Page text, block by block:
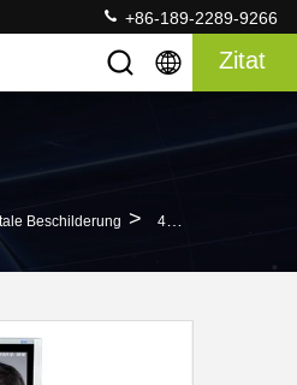
+86-189-2289-9266
Zitat
Beschilderung > 47" TFT-Filmwerbungs-Spieler Mit Hartglas-Platte